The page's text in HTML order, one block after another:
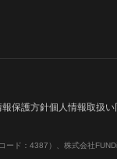
報保護方針個人情報取扱い
ード：4387）、株式会社